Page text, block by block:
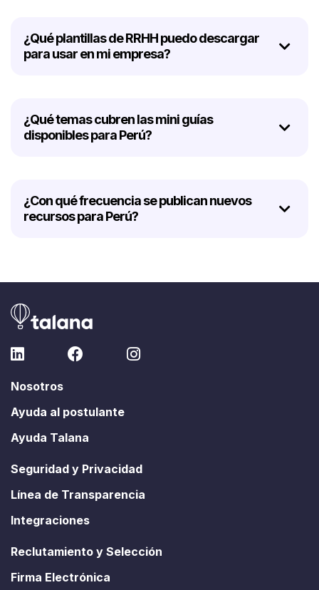
¿Qué plantillas de RRHH puedo descargar
para usar en mi empresa?
¿Qué temas cubren las mini guías
disponibles para Perú?
¿Con qué frecuencia se publican nuevos
recursos para Perú?
Nosotros
Ayuda al postulante
Ayuda Talana
Seguridad y Privacidad
Línea de Transparencia
Integraciones
Reclutamiento y Selección
Firma Electrónica